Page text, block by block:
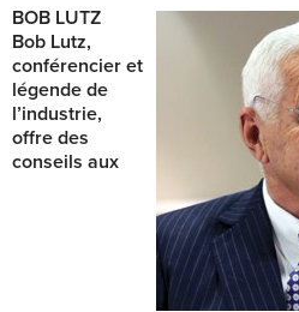
BOB LUTZ
Bob Lutz,
conférencier et
légende de
l’industrie,
offre des
conseils aux